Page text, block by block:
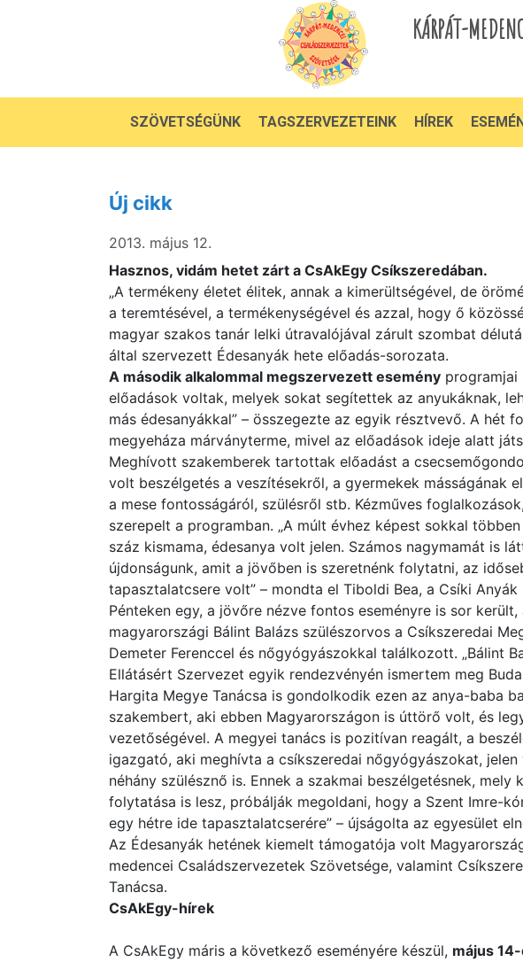
KÁRPÁT-
SZÖVETSÉGÜNK TAGSZERVEZETEINK HÍREK
Új cikk
2013. május 12.
Hasznos, vidám hetet zárt a CsAkEgy Csíkszeredában.
„A termékeny életet élitek, annak a kimerültségével, de
a teremtésével, a termékenységével és azzal, hogy ő
magyar szakos tanár lelki útravalójával zárult szombat
által szervezett Édesanyák hete előadás-sorozata.
A második alkalommal megszervezett esemény programjai
előadások voltak, melyek sokat segítettek az anyukáknak,
más édesanyákkal” – összegezte az egyik résztvevő. A hét
megyeháza márványterme, mivel az előadások ideje alatt
Meghívott szakemberek tartottak előadást a
volt beszélgetés a veszítésekről, a gyermekek másságának
a mese fontosságáról, szülésről stb. Kézműves
szerepelt a programban. „A múlt évhez képest sokkal
száz kismama, édesanya volt jelen. Számos nagymamát is
újdonságunk, amit a jövőben is szeretnénk folytatni, az
tapasztalatcsere volt” – mondta el Tiboldi Bea, a Csíki Anyák
Pénteken egy, a jövőre nézve fontos eseményre is sor
magyarországi Bálint Balázs szülészorvos a Csíkszeredai
Demeter Ferenccel és nőgyógyászokkal találkozott. „Bálint
Ellátásért Szervezet egyik rendezvényén ismertem meg
Hargita Megye Tanácsa is gondolkodik ezen az anya-baba
szakembert, aki ebben Magyarországon is úttörő volt, és
vezetőségével. A megyei tanács is pozitívan reagált, a
igazgató, aki meghívta a csíkszeredai nőgyógyászokat,
néhány szülésznő is. Ennek a szakmai beszélgetésnek,
folytatása is lesz, próbálják megoldani, hogy a Szent Imre-
egy hétre ide tapasztalatcserére” – újságolta az egyesület
Az Édesanyák hetének kiemelt támogatója volt
medencei Családszervezetek Szövetsége, valamint
Tanácsa.
CsAkEgy-hírek
A CsAkEgy máris a következő eseményére készül, május